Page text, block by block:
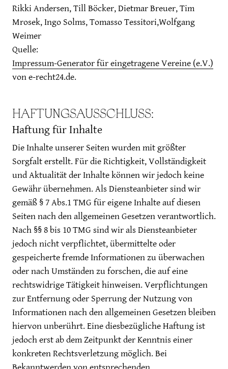
Rikki Andersen, Till Böcker, Dietmar Breuer, Tim
Mrosek, Ingo Solms, Tomasso Tessitori,Wolfgang
Weimer
Quelle:
Impressum-Generator für eingetragene Vereine (e.V.)
von e-recht24.de.
HAFTUNGSAUSSCHLUSS:
Haftung für Inhalte
Die Inhalte unserer Seiten wurden mit größter
Sorgfalt erstellt. Für die Richtigkeit, Vollständigkeit
und Aktualität der Inhalte können wir jedoch keine
Gewähr übernehmen. Als Diensteanbieter sind wir
gemäß § 7 Abs.1 TMG für eigene Inhalte auf diesen
Seiten nach den allgemeinen Gesetzen verantwortlich.
Nach §§ 8 bis 10 TMG sind wir als Diensteanbieter
jedoch nicht verpflichtet, übermittelte oder
gespeicherte fremde Informationen zu überwachen
oder nach Umständen zu forschen, die auf eine
rechtswidrige Tätigkeit hinweisen. Verpflichtungen
zur Entfernung oder Sperrung der Nutzung von
Informationen nach den allgemeinen Gesetzen bleiben
hiervon unberührt. Eine diesbezügliche Haftung ist
jedoch erst ab dem Zeitpunkt der Kenntnis einer
konkreten Rechtsverletzung möglich. Bei